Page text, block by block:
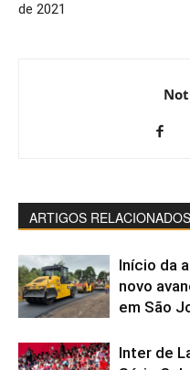
de 2021
ARTIGOS RELACIONADOS
Início da
novo
em São
Inter de